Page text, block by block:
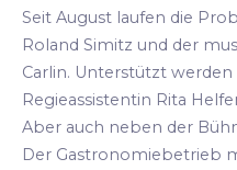
Seit August laufen die
Roland Simitz und der
Carlin. Unterstützt werden
Regieassistentin Rita
Aber auch neben der
Der Gastronomiebetrieb